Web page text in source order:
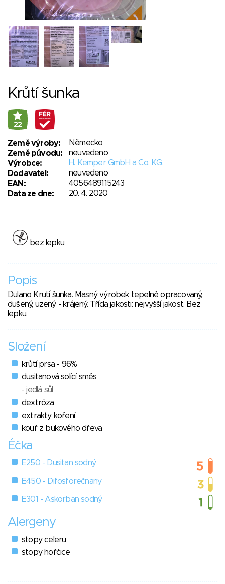
Krůtí šunka
22
Země výroby:
Německo
Země původu:
neuvedeno
Výrobce:
H. Kemper GmbH a Co. KG,
Dodavatel:
neuvedeno
EAN:
4056489115243
Data ze dne:
20. 4. 2020
bez lepku
Popis
Dulano Krutí šunka. Masný výrobek tepelně opracovaný,
dušený, uzený - krájený. Třída jakosti: nejvyšší jakost. Bez
lepku.
Složení
krůtí prsa - 96%
dusitanová solící směs
- jedlá sůl
dextróza
extrakty koření
kouř z bukového dřeva
Éčka
E250 - Dusitan sodný
E450 - Difosforečnany
E301 - Askorban sodný
Alergeny
stopy celeru
stopy hořčice